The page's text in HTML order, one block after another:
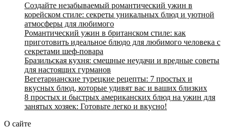
Создайте незабываемый романтический ужин в
корейском стиле: секреты уникальных блюд и уютной
атмосферы для любимого
Романтический ужин в британском стиле: как
приготовить идеальное блюдо для любимого человека с
секретами шеф-повара
Бразильская кухня: смешные неудачи и вредные советы
для настоящих гурманов
Вегетарианские турецкие рецепты: 7 простых и
вкусных блюд, которые удивят вас и ваших близких
8 простых и быстрых американских блюд на ужин для
занятых хозяек: Готовьте легко и вкусно!
О сайте